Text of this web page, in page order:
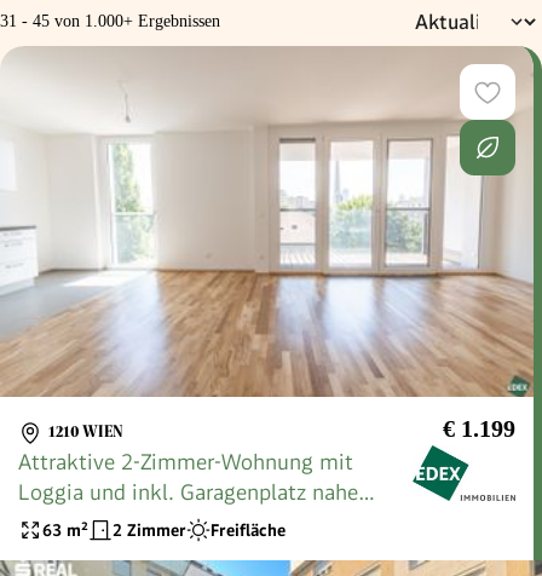
31 - 45 von 1.000+ Ergebnissen
1210 WIEN € 1.199
Attraktive 2-Zimmer-Wohnung mit
Loggia und inkl. Garagenplatz nahe
Klinik Floridsdorf - ideal für Singles
63 m² 2 Zimmer Freifläche